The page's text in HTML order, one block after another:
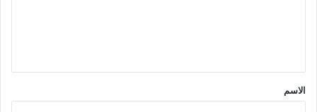
*
الاسم